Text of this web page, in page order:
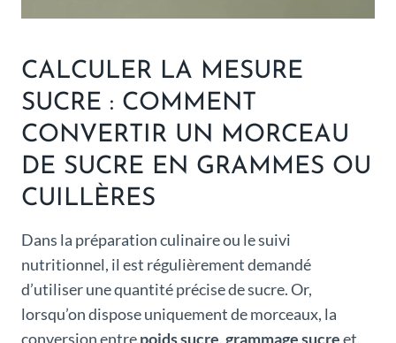
CALCULER LA MESURE
SUCRE : COMMENT
CONVERTIR UN MORCEAU
DE SUCRE EN GRAMMES OU
CUILLÈRES
Dans la préparation culinaire ou le suivi
nutritionnel, il est régulièrement demandé
d’utiliser une quantité précise de sucre. Or,
lorsqu’on dispose uniquement de morceaux, la
conversion entrepoids sucre,grammage sucreet